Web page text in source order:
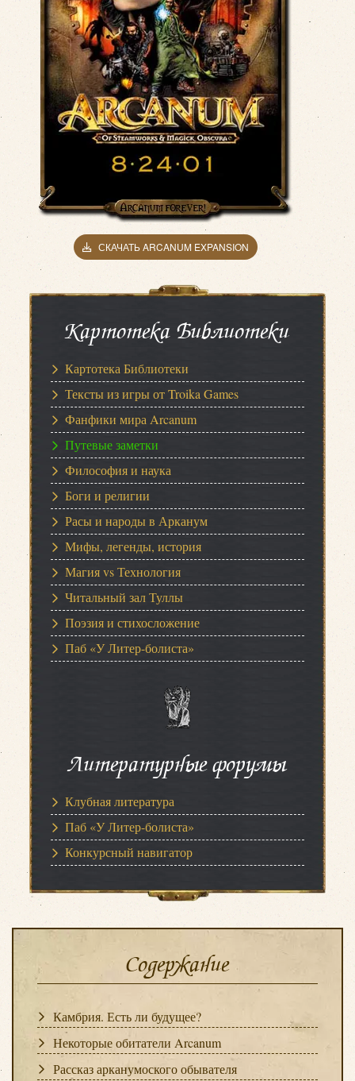
СКАЧАТЬ ARCANUM EXPANSION
Картотека Библиотеки
Картотека Библиотеки
Тексты из игры от Troika Games
Фанфики мира Arcanum
Путевые заметки
Философия и наука
Боги и религии
Расы и народы в Арканум
Мифы, легенды, история
Магия vs Технология
Читальный зал Туллы
Поэзия и стихосложение
Паб «У Литер-болиста»
Литературные форумы
Клубная литература
Паб «У Литер-болиста»
Конкурсный навигатор
Содержание
Камбрия. Есть ли будущее?
Некоторые обитатели Arcanum
Рассказ арканумоского обывателя